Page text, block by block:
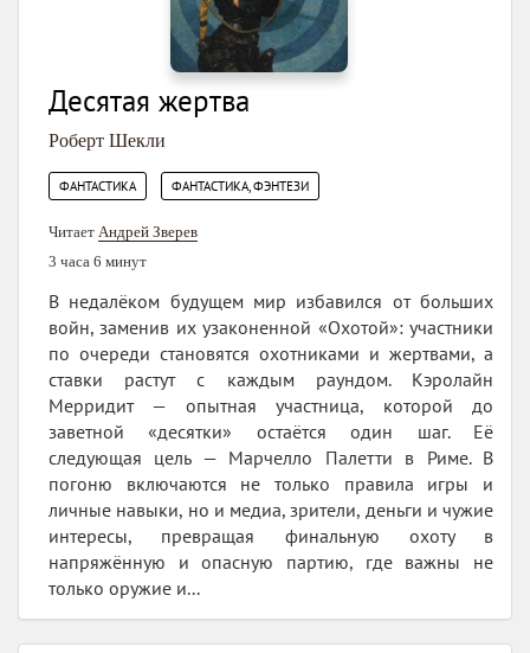
Десятая жертва
Роберт Шекли
ФАНТАСТИКА ФАНТАСТИКА, ФЭНТЕЗИ
Читает Андрей Зверев
3 часа 6 минут
В недалёком будущем мир избавился от больших
войн, заменив их узаконенной «Охотой»: участники
по очереди становятся охотниками и жертвами, а
ставки растут с каждым раундом. Кэролайн
Мерридит — опытная участница, которой до
заветной «десятки» остаётся один шаг. Её
следующая цель — Марчелло Палетти в Риме. В
погоню включаются не только правила игры и
личные навыки, но и медиа, зрители, деньги и чужие
интересы, превращая финальную охоту в
напряжённую и опасную партию, где важны не
только оружие и...